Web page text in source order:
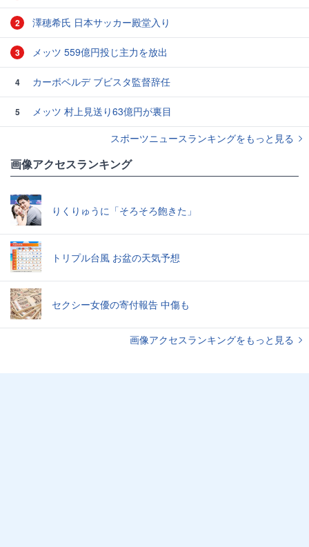
2 澤穂希氏 日本サッカー殿堂入り
3 メッツ 559億円投じ主力を放出
4 カーボベルデ ブビスタ監督辞任
5
メッツ 村上見送り63億円が裏目
スポーツニュースランキングをもっと見る
画像アクセスランキング
りくりゅうに「そろそろ飽きた」
トリプル台風 お盆の天気予想
セクシー女優の寄付報告 中傷も
画像アクセスランキングをもっと見る